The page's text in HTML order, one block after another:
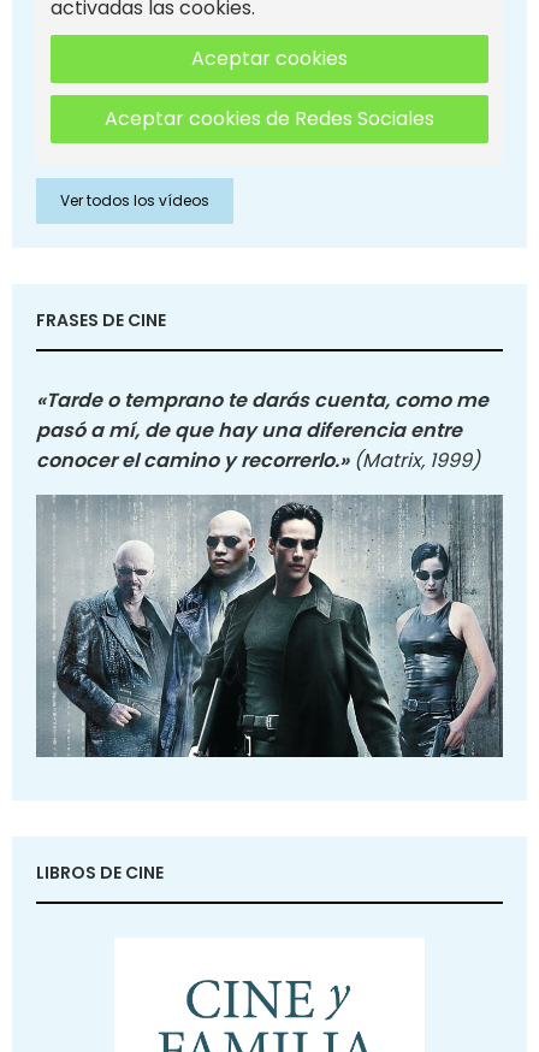
activadas las cookies.
Aceptar cookies
Aceptar cookies de Redes Sociales
Ver todos los vídeos
FRASES DE CINE
«Tarde o temprano te darás cuenta, como me
pasó a mí, de que hay una diferencia entre
conocer el camino y recorrerlo.» (Matrix, 1999)
LIBROS DE CINE